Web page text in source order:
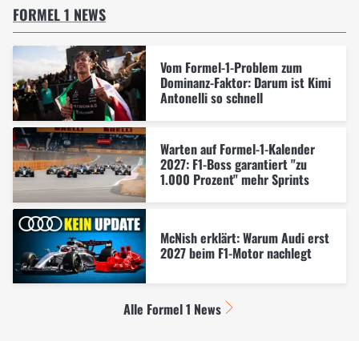
FORMEL 1 NEWS
Vom Formel-1-Problem zum
Dominanz-Faktor: Darum ist Kimi
Antonelli so schnell
Warten auf Formel-1-Kalender
2027: F1-Boss garantiert "zu
1.000 Prozent" mehr Sprints
McNish erklärt: Warum Audi erst
2027 beim F1-Motor nachlegt
Alle Formel 1 News